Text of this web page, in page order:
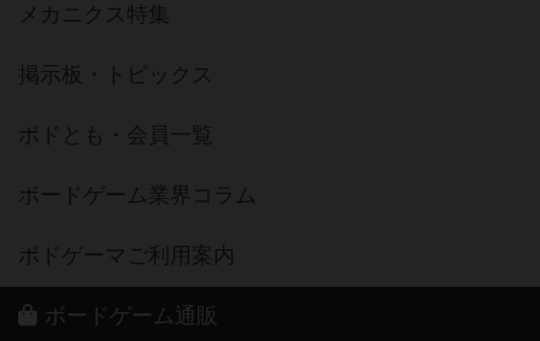
メカニクス特集
掲示板・トピックス
ボドとも・会員一覧
ボードゲーム業界コラム
ボドゲーマご利用案内
ボードゲーム通販